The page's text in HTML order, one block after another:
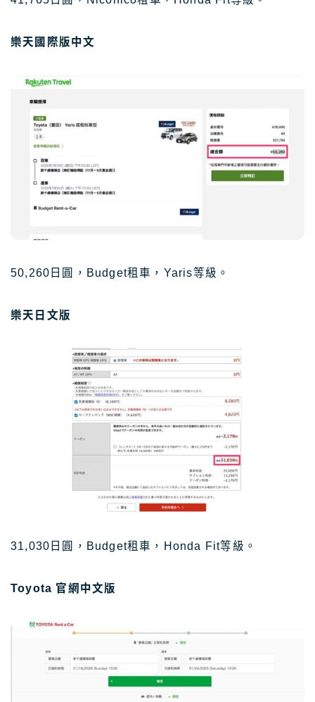
樂天國際版中文
50,260日圓，Budget租車，Yaris等級。
樂天日文版
31,030日圓，Budget租車，Honda Fit等級。
Toyota 官網中文版